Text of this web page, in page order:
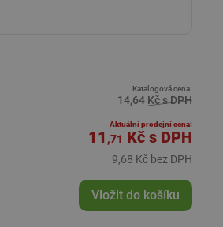
Katalogová cena:
14,64 Kč s DPH
Aktuální prodejní cena:
11 ,71 Kč s DPH
9,68 Kč bez DPH
Vložit do košíku